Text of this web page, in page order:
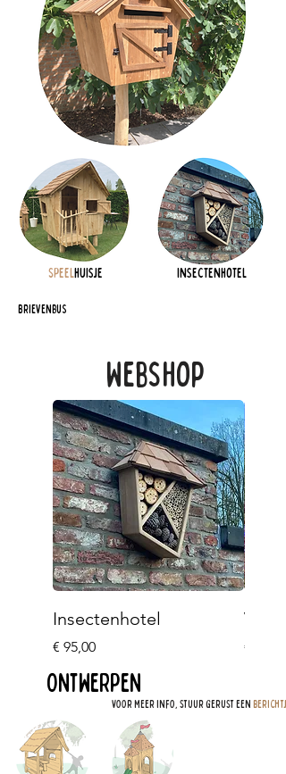
Speelhuisje Insectenhotel
Brievenbus
Webshop
Insectenhotel
Prijs
€ 95,00 Prijs
€ 159,00
Ontwerpen
vOOR MEER INFO, STUUR GERUST EENBERICHTJE